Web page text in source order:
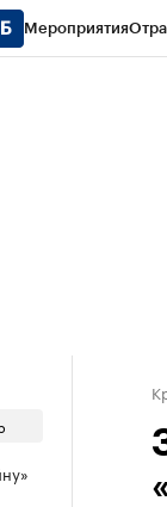
Мероприятия